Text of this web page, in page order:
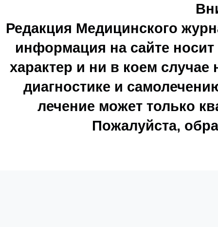
Редакция Медицинского
информация на сайте
характер и ни в коем
диагностике и
лечение может только
Пожалуйста,